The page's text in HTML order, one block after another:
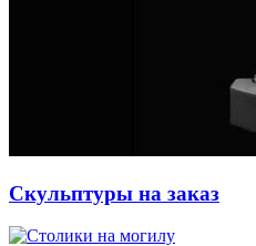
Скульптуры на заказ